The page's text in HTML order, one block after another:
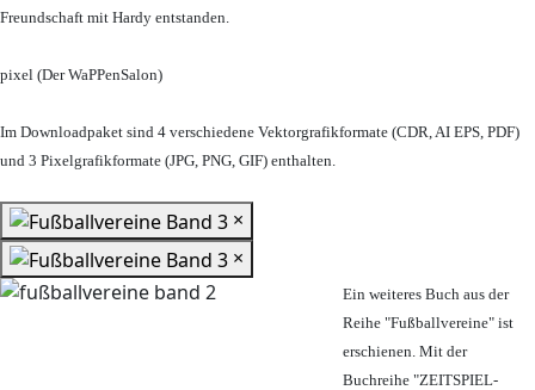
Freundschaft mit Hardy entstanden.
pixel (Der WaPPenSalon)
Im Downloadpaket sind 4 verschiedene Vektorgrafikformate (CDR, AI EPS, PDF)
und 3 Pixelgrafikformate (JPG, PNG, GIF) enthalten.
×
×
Ein weiteres Buch aus der
Reihe "Fußballvereine" ist
erschienen. Mit der
Buchreihe "ZEITSPIEL-